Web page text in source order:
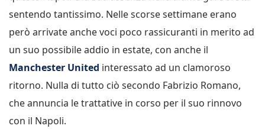
sentendo tantissimo. Nelle scorse settimane erano
però arrivate anche voci poco rassicuranti in merito ad
un suo possibile addio in estate, con anche il
Manchester United interessato ad un clamoroso
ritorno. Nulla di tutto ciò secondo Fabrizio Romano,
che annuncia le trattative in corso per il suo rinnovo
con il Napoli.